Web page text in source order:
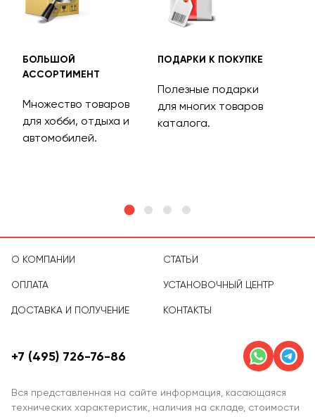
БОЛЬШОЙ
АССОРТИМЕНТ
Множество товаров
для хобби, отдыха и
автомобилей.
ПОДАРКИ К ПОКУПКЕ
Полезные подарки
для многих товаров
каталога.
О КОМПАНИИ
ОПЛАТА
ДОСТАВКА И ПОЛУЧЕНИЕ
СТАТЬИ
УСТАНОВОЧНЫЙ ЦЕНТР
КОНТАКТЫ
Вся представленная на сайте информация, касающаяся
технических характеристик, наличия на складе, стоимости
+7 (495) 726-76-86